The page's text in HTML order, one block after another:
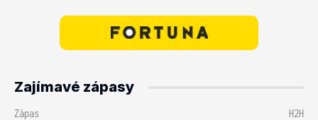
Zajímavé zápasy
Zápas
H2H